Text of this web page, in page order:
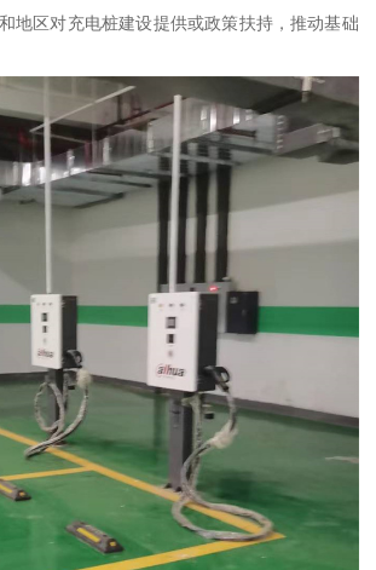
地区对充电桩建设提供或政策扶持，推动基础